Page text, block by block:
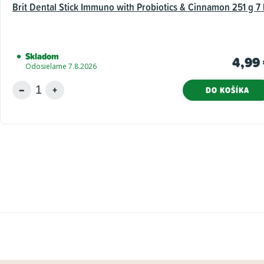
Brit Dental Stick Immuno with Probiotics & Cinnamon 251 g 7
Skladom
Odosielame 7.8.2026 4,99
DO KOŠÍKA